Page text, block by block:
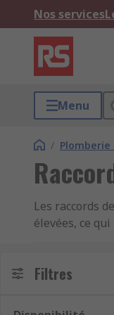
Nos services
Menu
/
Les raccords
élevées, ce
Il y a de
Filtres